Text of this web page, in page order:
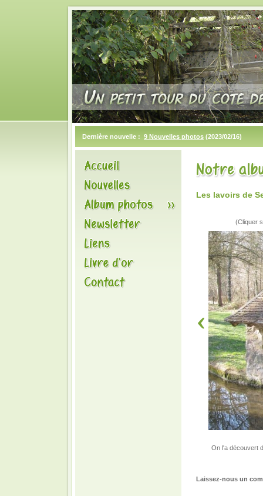
Dernière nouvelle : 9 Nouvelles photos (2023/02/16)
Les lavoirs de
(Cliquer
On l'a découvert
Laissez-nous un